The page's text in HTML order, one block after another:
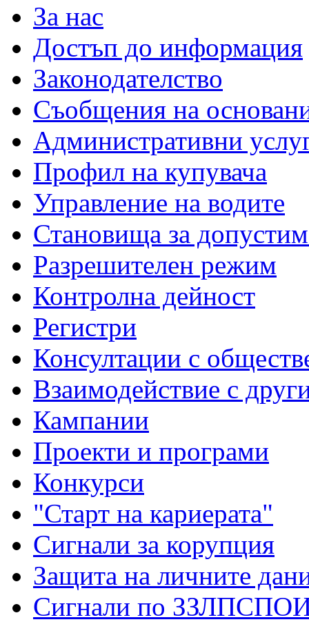
За нас
Достъп до информация
Законодателство
Съобщения на
Административни
Профил на купувача
Управление на водите
Становища за
Разрешителен режим
Контролна дейност
Регистри
Консултации с
Взаимодействие с
Кампании
Проекти и програми
Конкурси
"Старт на кариерата"
Сигнали за корупция
Защита на личните
Сигнали по